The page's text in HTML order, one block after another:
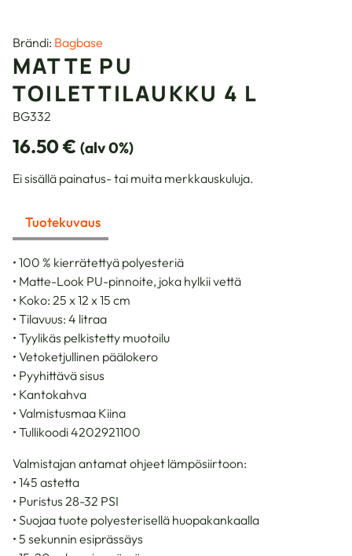
Brändi: Bagbase
MATTE PU
TOILETTILAUKKU 4 L
BG332
16.50€ (alv 0%)
Ei sisällä painatus- tai muita merkkauskuluja.
Tuotekuvaus
• 100 % kierrätettyä polyesteriä
• Matte-Look PU-pinnoite, joka hylkii vettä
• Koko: 25 x 12 x 15 cm
• Tilavuus: 4 litraa
• Tyylikäs pelkistetty muotoilu
• Vetoketjullinen päälokero
• Pyyhittävä sisus
• Kantokahva
• Valmistusmaa Kiina
• Tullikoodi 4202921100
Valmistajan antamat ohjeet lämpösiirtoon:
• 145 astetta
• Puristus 28-32 PSI
• Suojaa tuote polyesterisellä huopakankaalla
• 5 sekunnin esiprässäys